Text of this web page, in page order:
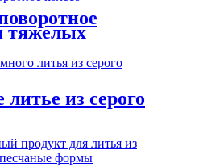
тяжелых
из серого